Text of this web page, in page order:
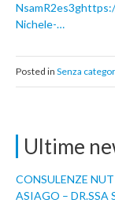
Ultime
CONSULENZE
ASIAGO – DR.SSA
Nichele-…
Posted in Senza